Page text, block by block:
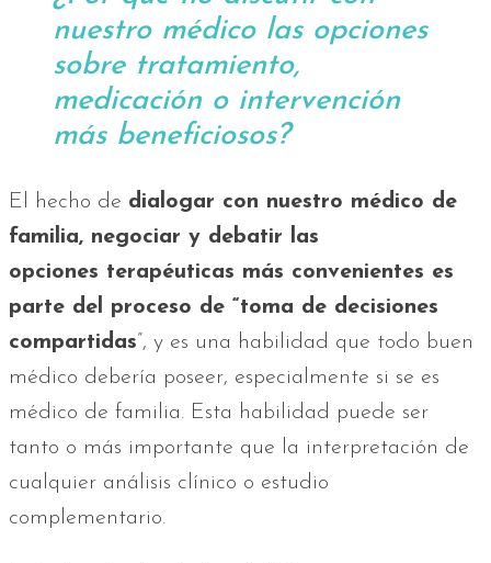
nuestro médico las opciones
sobre tratamiento,
medicación o intervención
más beneficiosos?
El hecho de dialogar con nuestro médico de
familia, negociar y debatir las
opciones terapéuticas más convenientes es
parte del proceso de “toma de decisiones
compartidas”, y es una habilidad que todo buen
médico debería poseer, especialmente si se es
médico de familia. Esta habilidad puede ser
tanto o más importante que la interpretación de
cualquier análisis clínico o estudio
complementario.